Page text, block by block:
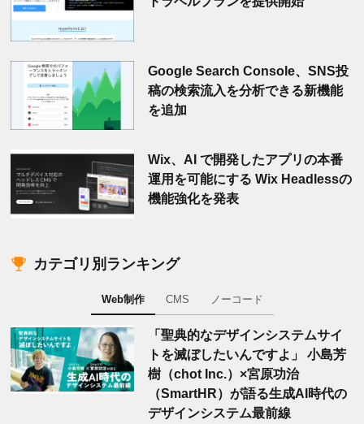
Google Search Console、SNS投
稿の検索流入を分析できる新機能
を追加
Wix、AI で開発したアプリの本番
運用を可能にする Wix Headlessの
機能強化を発表
カテゴリ別ランキング
Web制作 CMS ノーコード
「聖典的なデザインシステムサイ
トを滅ぼしたいんですよ」 小島芳
樹（chot Inc.）×宮原功治
（SmartHR）が語る生成AI時代の
デザインシステム最前線